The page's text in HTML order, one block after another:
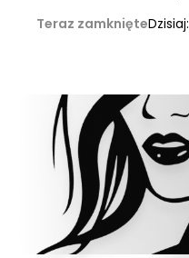
Teraz zamknięteDzisiaj: